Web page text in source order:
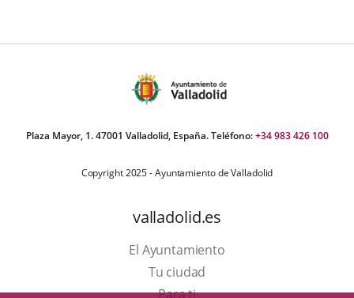
Plaza Mayor, 1. 47001 Valladolid, España. Teléfono:+34 983 426 100
Copyright 2025 - Ayuntamiento de Valladolid
valladolid.es
El Ayuntamiento
Tu ciudad
Para ti